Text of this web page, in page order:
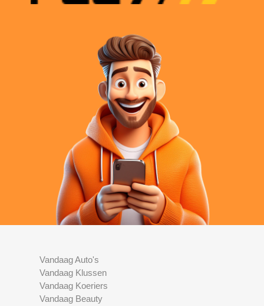
Vandaag Auto's
Vandaag Klussen
Vandaag Koeriers
Vandaag Beauty